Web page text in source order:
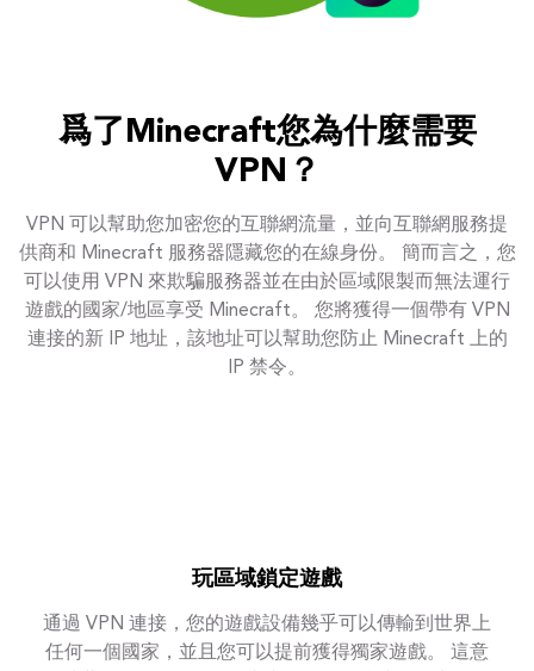
爲了Minecraft您為什麼需要
VPN？
VPN 可以幫助您加密您的互聯網流量，並向互聯網服務提
供商和 Minecraft 服務器隱藏您的在線身份。 簡而言之，您
可以使用 VPN 來欺騙服務器並在由於區域限製而無法運行
遊戲的國家/地區享受 Minecraft。 您將獲得一個帶有 VPN
連接的新 IP 地址，該地址可以幫助您防止 Minecraft 上的
IP 禁令。
玩區域鎖定遊戲
通過 VPN 連接，您的遊戲設備幾乎可以傳輸到世界上
任何一個國家，並且您可以提前獲得獨家遊戲。 這意